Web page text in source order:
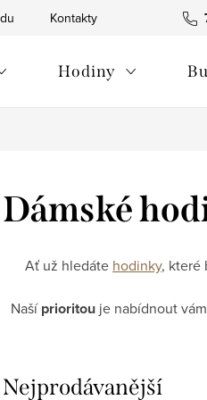
Kontakty
Hodiny
Dámské
Ať už hledáte hodinky, které
Našíprioritou je nabídnout vám
Nejprodávanější